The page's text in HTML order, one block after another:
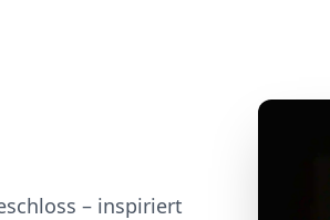
– inspiriert